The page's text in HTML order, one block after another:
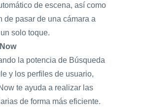
de escena, así como
de pasar de una cámara a
solo toque.
la potencia de Búsqueda
y los perfiles de usuario,
te ayuda a realizar las
de forma más eficiente.